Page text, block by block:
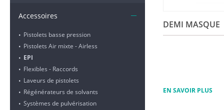
Accessoires
• Pistolets basse pression
• Pistolets Air mixte - Airless
• EPI
• Flexibles - Raccords
• Laveurs de pistolets
• Régénérateurs de solvants
•Systèmes de pulvérisation
DEMI MASQUE
EN SAVOIR PLUS